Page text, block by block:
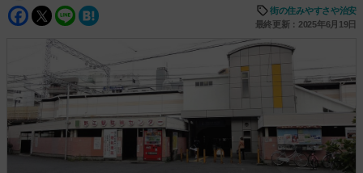
Facebook
Twitter
Line
街の住みやすさや治安
最終更新：2025年6月19日